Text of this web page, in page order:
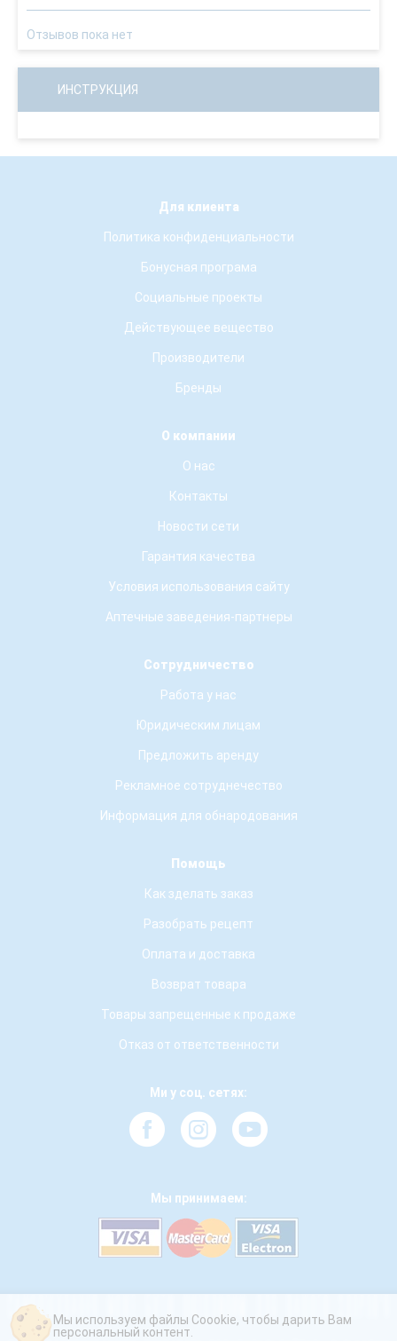
Отзывов пока нет
ИНСТРУКЦИЯ
Для клиента
Политика конфиденциальности
Бонусная програма
Социальные проекты
Действующее вещество
Производители
Бренды
О компании
О нас
Контакты
Новости сети
Гарантия качества
Условия использования сайту
Аптечные заведения-партнеры
Сотрудничество
Работа у нас
Юридическим лицам
Предложить аренду
Рекламное сотруднечество
Информация для обнародования
Помощь
Как зделать заказ
Разобрать рецепт
Оплата и доставка
Возврат товара
Товары запрещенные к продаже
Отказ от ответственности
Ми у соц. сетях:
Мы принимаем:
Мы используем файлы Coookie, чтобы дарить Вам
персональный контент.